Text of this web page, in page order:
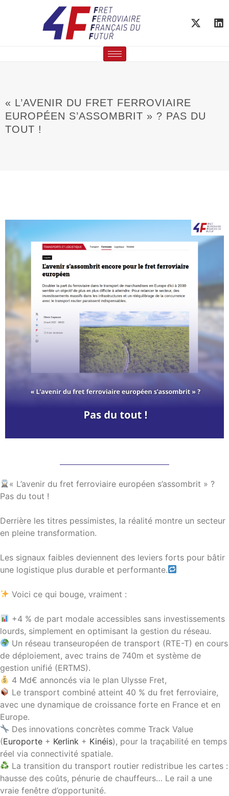
« L’AVENIR DU FRET FERROVIAIRE
EUROPÉEN S’ASSOMBRIT » ? PAS DU
TOUT !
« L’avenir du fret ferroviaire européen s’assombrit » ?
Pas du tout !
Derrière les titres pessimistes, la réalité montre un secteur
en pleine transformation.
Les signaux faibles deviennent des leviers forts pour bâtir
une logistique plus durable et performante.
Voici ce qui bouge, vraiment :
+4 % de part modale accessibles sans investissements
lourds, simplement en optimisant la gestion du réseau.
Un réseau transeuropéen de transport (RTE-T) en cours
de déploiement, avec trains de 740m et système de
gestion unifié (ERTMS).
4 Md€ annoncés via le plan Ulysse Fret,
Le transport combiné atteint 40 % du fret ferroviaire,
avec une dynamique de croissance forte en France et en
Europe.
Des innovations concrètes comme Track Value
(Europorte + Kerlink + Kinéis), pour la traçabilité en temps
réel via connectivité spatiale.
La transition du transport routier redistribue les cartes :
hausse des coûts, pénurie de chauffeurs… Le rail a une
vraie fenêtre d’opportunité.